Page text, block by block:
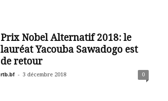
Prix Nobel Alternatif 2018: le
lauréat Yacouba Sawadogo est
de retour
rtb.bf - 3 décembre 2018 0